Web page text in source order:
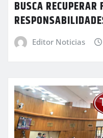
BUSCA
Editor Noticias